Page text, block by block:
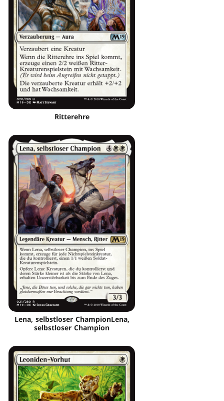
Ritterehre
Lena, selbstloser ChampionLena,
selbstloser Champion